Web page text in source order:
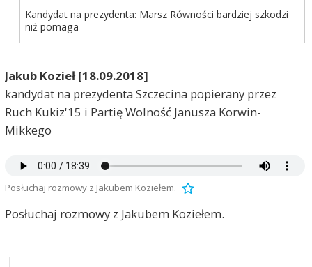
Kandydat na prezydenta: Marsz Równości bardziej szkodzi
niż pomaga
Jakub Kozieł [18.09.2018]
kandydat na prezydenta Szczecina popierany przez
Ruch Kukiz'15 i Partię Wolność Janusza Korwin-
Mikkego
Posłuchaj rozmowy z Jakubem Koziełem.
Posłuchaj rozmowy z Jakubem Koziełem.